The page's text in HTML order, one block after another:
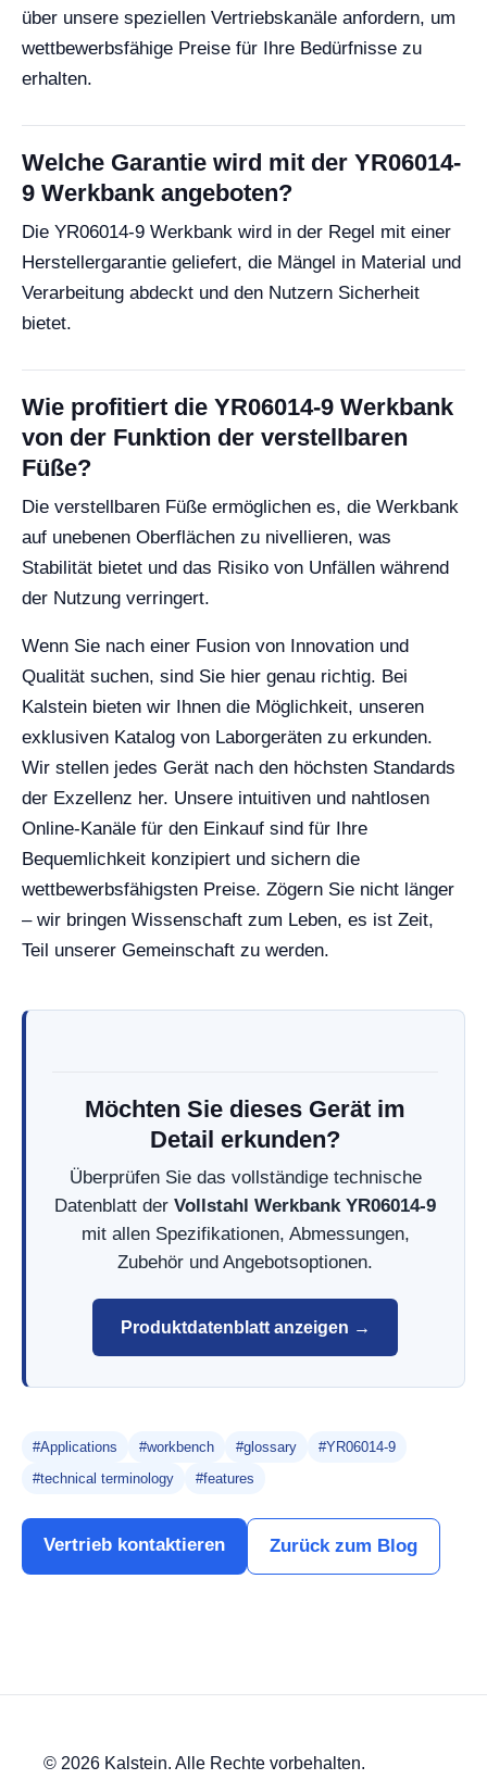
über unsere speziellen Vertriebskanäle anfordern, um
wettbewerbsfähige Preise für Ihre Bedürfnisse zu
erhalten.
Welche Garantie wird mit der YR06014-
9 Werkbank angeboten?
Die YR06014-9 Werkbank wird in der Regel mit einer
Herstellergarantie geliefert, die Mängel in Material und
Verarbeitung abdeckt und den Nutzern Sicherheit
bietet.
Wie profitiert die YR06014-9 Werkbank
von der Funktion der verstellbaren
Füße?
Die verstellbaren Füße ermöglichen es, die Werkbank
auf unebenen Oberflächen zu nivellieren, was
Stabilität bietet und das Risiko von Unfällen während
der Nutzung verringert.
Wenn Sie nach einer Fusion von Innovation und
Qualität suchen, sind Sie hier genau richtig. Bei
Kalstein bieten wir Ihnen die Möglichkeit, unseren
exklusiven Katalog von Laborgeräten zu erkunden.
Wir stellen jedes Gerät nach den höchsten Standards
der Exzellenz her. Unsere intuitiven und nahtlosen
Online-Kanäle für den Einkauf sind für Ihre
Bequemlichkeit konzipiert und sichern die
wettbewerbsfähigsten Preise. Zögern Sie nicht länger
– wir bringen Wissenschaft zum Leben, es ist Zeit,
Teil unserer Gemeinschaft zu werden.
Möchten Sie dieses Gerät im
Detail erkunden?
Überprüfen Sie das vollständige technische
Datenblatt der Vollstahl Werkbank YR06014-9
mit allen Spezifikationen, Abmessungen,
Zubehör und Angebotsoptionen.
Produktdatenblatt anzeigen →
#Applications #workbench #glossary
#YR06014-9
#technical terminology
#features
Vertrieb kontaktieren Zurück zum Blog
© 2026 Kalstein. Alle Rechte vorbehalten.